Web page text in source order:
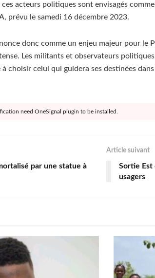
acteurs politiques sont envisagés
prévu le samedi 16 décembre 2023.
donc comme un enjeu majeur pour
Les militants et observateurs
choisir celui qui guidera ses destinées dans
need OneSignal plugin to be installed.
par une statue à
Article suivant
Sortie Est
usagers